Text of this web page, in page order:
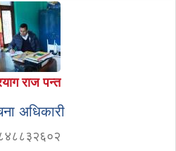
राज पन्त
अधिकारी